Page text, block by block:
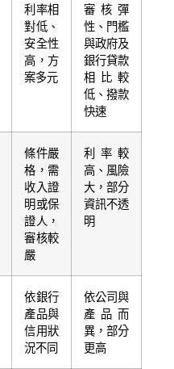
利率相
對低、
安全性
高，方
案多元
審核彈
性、門檻
與政府及
銀行貸款
相比較
低、撥款
快速
條件嚴
格，需
收入證
明或保
證人，
審核較
嚴
利率較
高、風險
大，部分
資訊不透
明
依銀行
產品與
信用狀
況不同
依公司與
產品而
異，部分
更高